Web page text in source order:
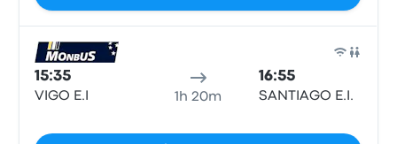
15:35
VIGO E.I 1h 20m
16:55
SANTIAGO E.I.